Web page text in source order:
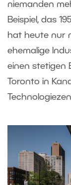
niemanden
Beispiel, das
hat heute nur
ehemalige
einen stetigen
Toronto in